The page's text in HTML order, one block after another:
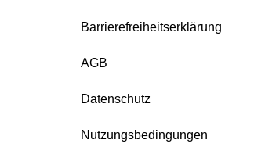
Barrierefreiheitserklärung
AGB
Datenschutz
Nutzungsbedingungen